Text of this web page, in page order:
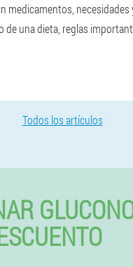
medicamentos, necesidades
de una dieta, reglas
Todos los artículos